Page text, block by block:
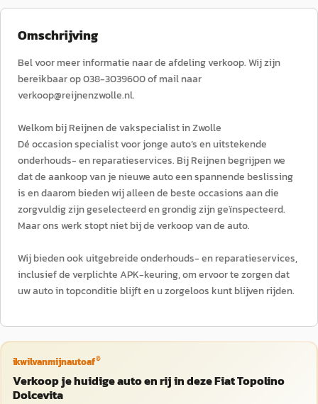
Omschrijving
Bel voor meer informatie naar de afdeling verkoop. Wij zijn
bereikbaar op 038-3039600 of mail naar
verkoop@reijnenzwolle.nl.
Welkom bij Reijnen de vakspecialist in Zwolle
Dé occasion specialist voor jonge auto’s en uitstekende
onderhouds- en reparatieservices. Bij Reijnen begrijpen we
dat de aankoop van je nieuwe auto een spannende beslissing
is en daarom bieden wij alleen de beste occasions aan die
zorgvuldig zijn geselecteerd en grondig zijn geïnspecteerd.
Maar ons werk stopt niet bij de verkoop van de auto.
Wij bieden ook uitgebreide onderhouds- en reparatieservices,
inclusief de verplichte APK-keuring, om ervoor te zorgen dat
uw auto in topconditie blijft en u zorgeloos kunt blijven rijden.
ikwilvanmijnautoaf®
Verkoop je huidige auto en rij in deze Fiat Topolino
Dolcevita